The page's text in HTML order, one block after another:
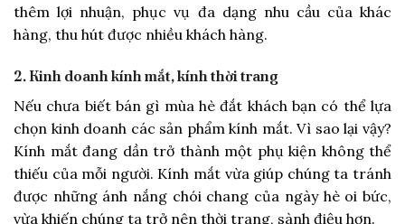
thêm lợi nhuận, phục vụ đa dạng nhu cầu của khác
hàng, thu hút được nhiều khách hàng.
2. Kinh doanh kính mắt, kính thời trang
Nếu chưa biết bán gì mùa hè đắt khách bạn có thể lựa
chọn kinh doanh các sản phẩm kính mắt. Vì sao lại vậy?
Kính mắt đang dần trở thành một phụ kiện không thể
thiếu của mỗi người. Kính mắt vừa giúp chúng ta tránh
được những ánh nắng chói chang của ngày hè oi bức,
vừa khiến chúng ta trở nên thời trang, sành điệu hơn.